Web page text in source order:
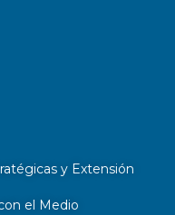
y Extensión
el Medio